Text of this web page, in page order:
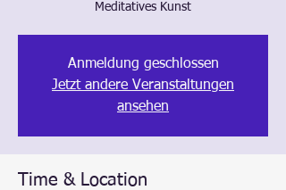
Meditatives Kunst
Anmeldung geschlossen
Jetzt andere Veranstaltungen
ansehen
Time & Location